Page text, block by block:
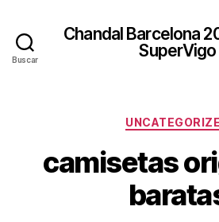
Buscar
Chandal Barcelona
SuperVigo
camisetas